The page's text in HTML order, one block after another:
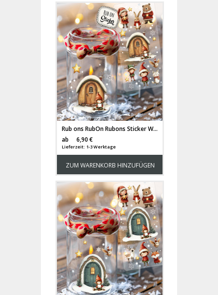
Rub ons RubOn Rubons Sticker Weihnachten Weihnachtssticker Weihnachtsmotive Tiere Wichtel Tür Elfentür Stern Weihnachtswichtel Zwerge DIN lang rb34
ab
6,90 €
Lieferzeit: 1-3 Werktage
ZUM WARENKORB HINZUFÜGEN